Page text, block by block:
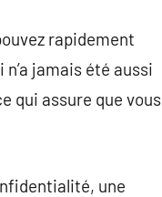
rapidement
jamais été aussi
qui assure que vous
une